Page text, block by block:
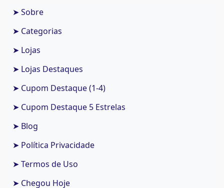
➤ Sobre
➤ Categorias
➤ Lojas
➤ Lojas Destaques
➤ Cupom Destaque (1-4)
➤ Cupom Destaque 5 Estrelas
➤ Blog
➤ Política Privacidade
➤ Termos de Uso
➤ Chegou Hoje